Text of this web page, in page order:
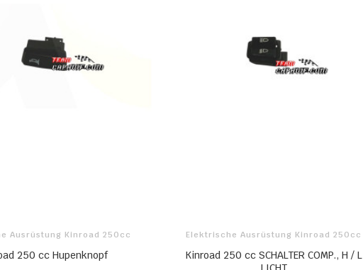
Ausrüstung Kinroad 250cc
250 cc Hupenknopf
Elektrische Ausrüstung Kinroad 250cc
Kinroad 250 cc SCHALTER COMP., H / L